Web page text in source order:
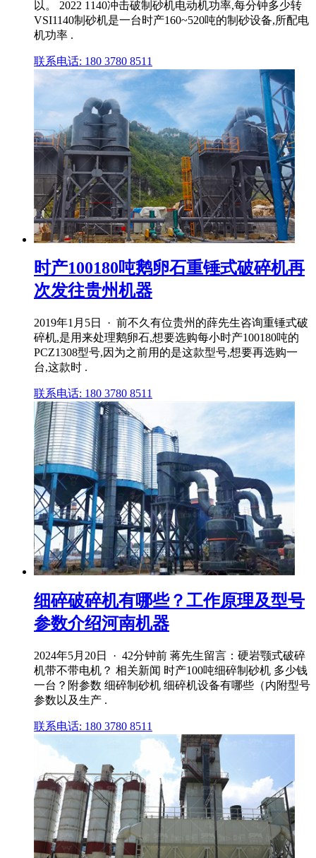
以。 2022 1140冲击破制砂机电动机功率,每分钟多少转
VSI1140制砂机是一台时产160~520吨的制砂设备,所配电
机功率 .
联系电话: 180 3780 8511
时产100180吨鹅卵石重锤式破碎机再
次发往贵州机器
2019年1月5日 · 前不久有位贵州的薛先生咨询重锤式破
碎机,是用来处理鹅卵石,想要选购每小时产100180吨的
PCZ1308型号,因为之前用的是这款型号,想要再选购一
台,这款时 .
联系电话: 180 3780 8511
细碎破碎机有哪些？工作原理及型号
参数介绍河南机器
2024年5月20日 · 42分钟前 蒋先生留言：硬岩颚式破碎
机带不带电机？ 相关新闻 时产100吨细碎制砂机 多少钱
一台？附参数 细碎制砂机 细碎机设备有哪些（内附型号
参数以及生产 .
联系电话: 180 3780 8511